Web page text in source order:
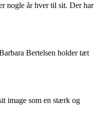
nogle år hver til sit. Der har
Bertelsen holder tæt
image som en stærk og